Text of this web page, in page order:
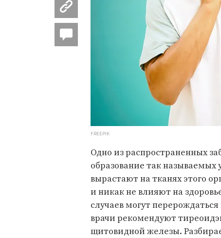
FREEPIK
Одно из распространенных
образование так называемых
вырастают на тканях этого
и никак не влияют на
случаев могут
врачи рекомендуют
щитовидной железы.